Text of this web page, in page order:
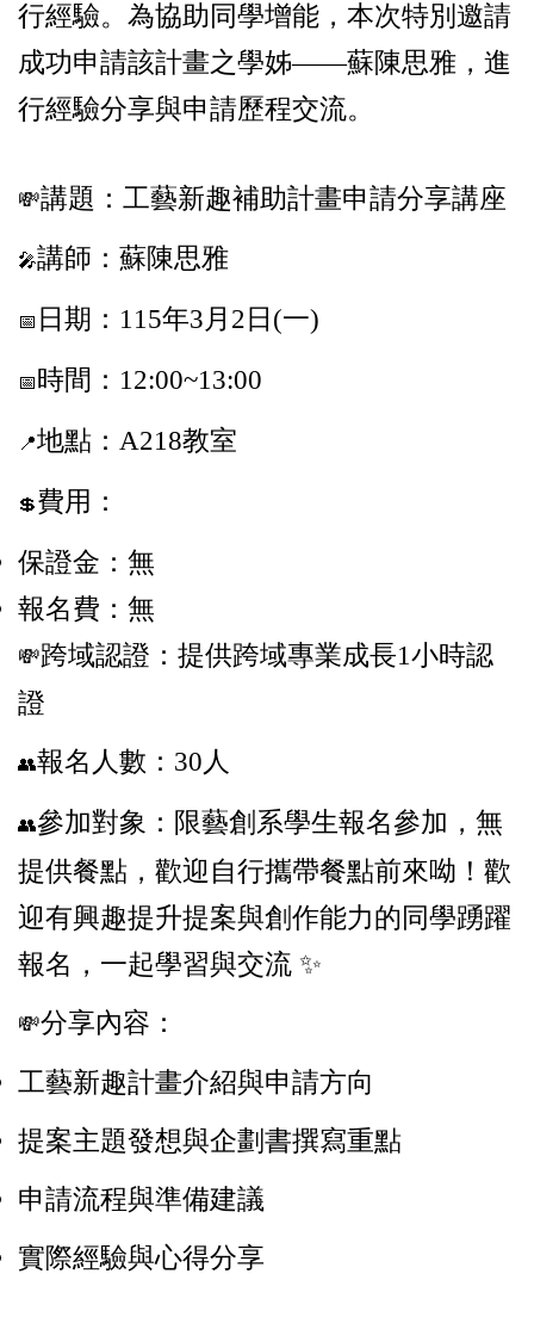
行經驗。為協助同學增能，本次特別邀請
成功申請該計畫之學姊——蘇陳思雅，進
行經驗分享與申請歷程交流。
💸講題：工藝新趣補助計畫申請分享講座
🎤講師：蘇陳思雅
📅 日期：115年3月2日(一)
📅時間：12:00~13:00
📍地點：A218教室
💲費用：
保證金：無
報名費：無
💸跨域認證：提供跨域專業成長1小時認
證
👥報名人數：30人
👥參加對象：限藝創系學生報名參加，無
提供餐點，歡迎自行攜帶餐點前來呦！歡
迎有興趣提升提案與創作能力的同學踴躍
報名，一起學習與交流 ✨
💸分享內容：
工藝新趣計畫介紹與申請方向
提案主題發想與企劃書撰寫重點
申請流程與準備建議
實際經驗與心得分享